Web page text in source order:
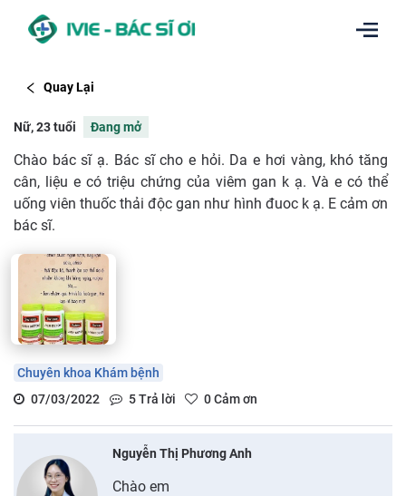
Quay Lại
Nữ, 23 tuổi Đang mở
Chào bác sĩ ạ. Bác sĩ cho e hỏi. Da e hơi vàng, khó tăng
cân, liệu e có triệu chứng của viêm gan k ạ. Và e có thể
uống viên thuốc thải độc gan như hình đuoc k ạ. E cảm ơn
bác sĩ.
Chuyên khoa Khám bệnh
07/03/2022
5Trả lời 0Cảm ơn
Nguyễn Thị Phương Anh
Chào em